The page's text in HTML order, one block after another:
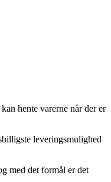
hente varerne når der er
leveringsmulighed
med det formål er det